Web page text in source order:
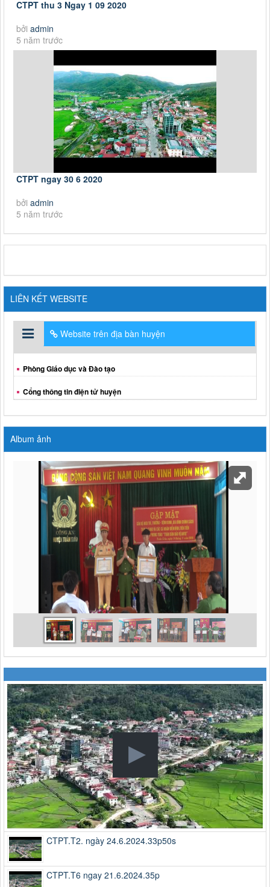
CTPT thu 3 Ngay 1 09 2020
bởi admin
5 năm trước
CTPT ngay 30 6 2020
bởi admin
5 năm trước
LIÊN KẾT WEBSITE
Website trên địa bàn huyện
Phòng Giáo dục và Đào tạo
Cổng thông tin điện tử huyện
Album ảnh
CTPT.T2. ngày 24.6.2024.33p50s
CTPT.T6 ngay 21.6.2024.35p